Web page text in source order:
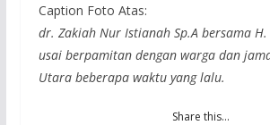
Caption Foto Atas:
dr. Zakiah Nur Istianah Sp.A bersama
usai berpamitan dengan warga dan
Utara beberapa waktu yang lalu.
Share this…